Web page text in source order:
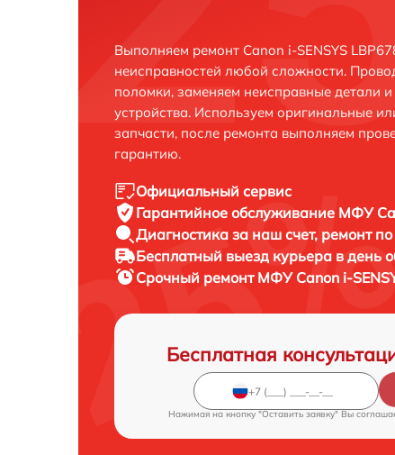
Выполняем ремонт Canon i-SENSYS
неисправностей любой сложности.
поломки, заменяем неисправные детали
устройства. Используем оригинальные
запчасти, после ремонта выполняем
гарантию.
Официальный сервис
Гарантийное обслуживание МФУ
Диагностика за наш счет, ремонт
Бесплатный выезд курьера в день
Срочный ремонт МФУ Canon i-
Бесплатная
Нажимая на кнопку "Оставить заявку" Вы